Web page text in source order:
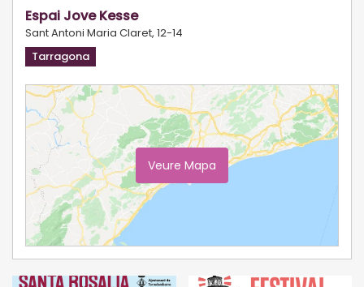
Espai Jove Kesse
Sant Antoni Maria Claret, 12-14
Tarragona
Veure Mapa